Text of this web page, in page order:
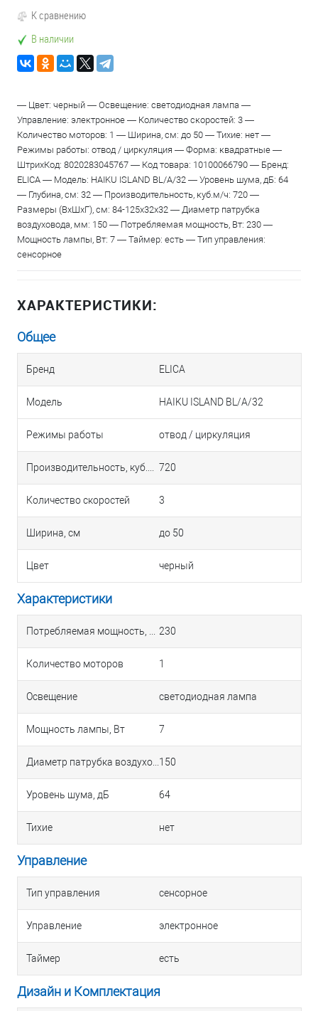
К сравнению
В наличии
— Цвет: черный — Освещение: светодиодная лампа —
Управление: электронное — Количество скоростей: 3 —
Количество моторов: 1 — Ширина, см: до 50 — Тихие: нет —
Режимы работы: отвод / циркуляция — Форма: квадратные —
ШтрихКод: 8020283045767 — Код товара: 10100066790 — Бренд:
ELICA — Модель: HAIKU ISLAND BL/A/32 — Уровень шума, дБ: 64
— Глубина, см: 32 — Производительность, куб.м/ч: 720 —
Размеры (ВхШхГ), см: 84-125х32х32 — Диаметр патрубка
воздуховода, мм: 150 — Потребляемая мощность, Вт: 230 —
Мощность лампы, Вт: 7 — Таймер: есть — Тип управления:
сенсорное
ХАРАКТЕРИСТИКИ:
Общее
Бренд ELICA
Модель HAIKU ISLAND BL/A/32
Режимы работы отвод / циркуляция
Производительность, куб.м/ч 720
Количество скоростей 3
Ширина, см до 50
Цвет черный
Характеристики
Потребляемая мощность, Вт 230
Количество моторов 1
Освещение светодиодная лампа
Мощность лампы, Вт 7
Диаметр патрубка воздуховода, мм150
Уровень шума, дБ 64
Тихие нет
Управление
Тип управления сенсорное
Управление электронное
Таймер есть
Дизайн и Комплектация